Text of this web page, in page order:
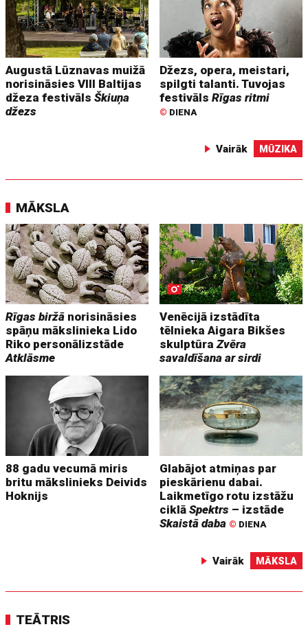
Augustā Lūznavas muižā
norisināsies VIII Baltijas
džeza festivālsŠkiuņa
džezs
Džezs, opera, meistari,
spilgti talanti. Tuvojas
festivālsRīgas ritmi
© DIENA
Vairāk MŪZIKA
MĀKSLA
Rīgas biržā norisināsies
spāņu mākslinieka Lido
Riko personālizstāde
Atklāsme
Venēcijā izstādīta
tēlnieka Aigara Bikšes
skulptūraZvēra
savaldīšana ar sirdi
88 gadu vecumā miris
britu mākslinieks Deivids
Hoknijs
Glabājot atmiņas par
pieskārienu dabai.
Laikmetīgo rotu izstāžu
ciklāSpektrs – izstāde
Skaistā daba © DIENA
Vairāk MĀKSLA
TEĀTRIS